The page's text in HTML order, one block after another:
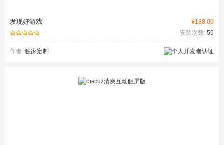
¥188.00
发现好游戏
安装次数: 59
作者: 独家定制